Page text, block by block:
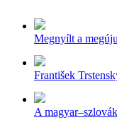
Megnyílt a
František
A